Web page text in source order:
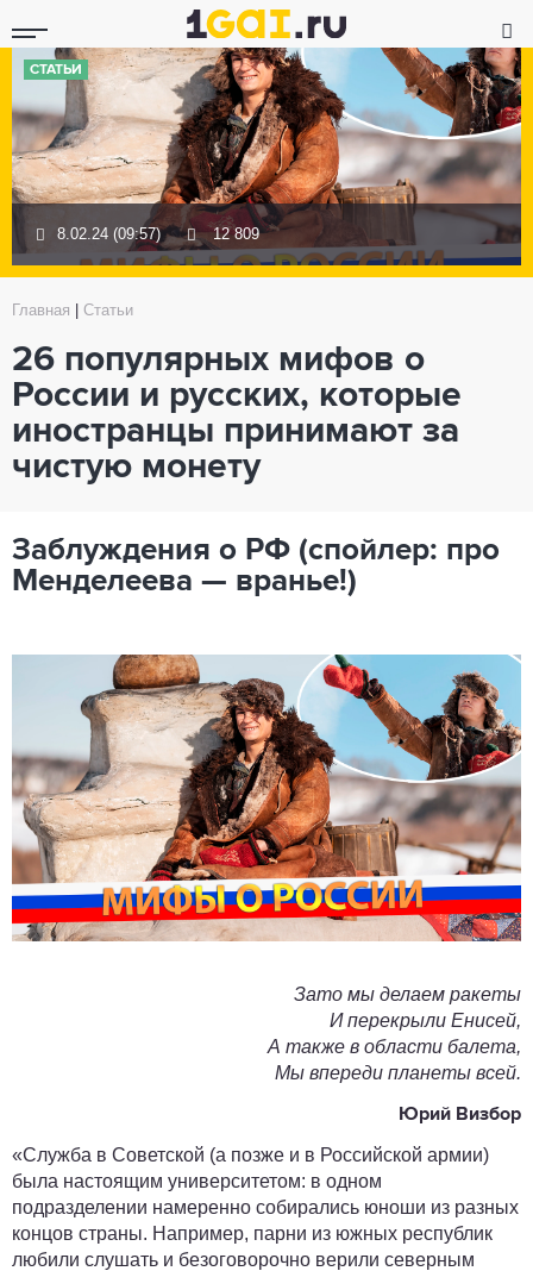
СТАТЬИ
8.02.24 (09:57) 12 809
Главная Статьи
26 популярных мифов о
России и русских, которые
иностранцы принимают за
чистую монету
Заблуждения о РФ (спойлер: про
Менделеева — вранье!)
Зато мы делаем ракеты
И перекрыли Енисей,
А также в области балета,
Мы впереди планеты всей.
Юрий Визбор
«Служба в Советской (а позже и в Российской армии)
была настоящим университетом: в одном
подразделении намеренно собирались юноши из разных
концов страны. Например, парни из южных республик
любили слушать и безоговорочно верили северным